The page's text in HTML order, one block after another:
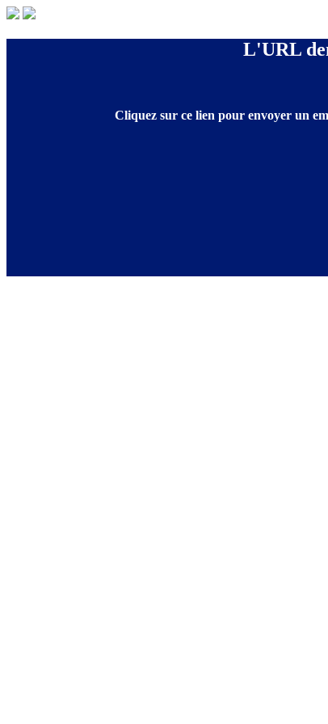
L'URL
Cliquez sur ce lien pour envoyer un